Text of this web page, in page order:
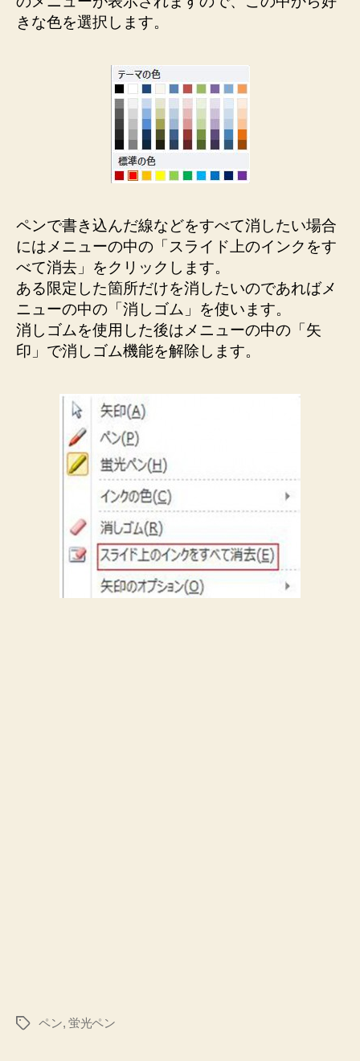
きな色を選択します。
ペンで書き込んだ線などをすべて消したい場合
にはメニューの中の「スライド上のインクをす
べて消去」をクリックします。
ある限定した箇所だけを消したいのであればメ
ニューの中の「消しゴム」を使います。
消しゴムを使用した後はメニューの中の「矢
印」で消しゴム機能を解除します。
タ
ペン, 蛍光ペン